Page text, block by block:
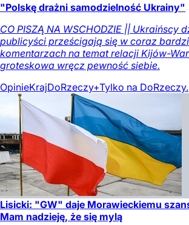
"Polskę drażni samodzielność Ukrainy"
CO PISZĄ NA WSCHODZIE || Ukraińscy
publicyści prześcigają się w coraz
komentarzach na temat relacji Kijów-
groteskowa wręcz pewność siebie.
OpinieKrajDoRzeczy+Tylko na
Lisicki: "GW" daje Morawieckiemu
Mam nadzieję, że się mylą